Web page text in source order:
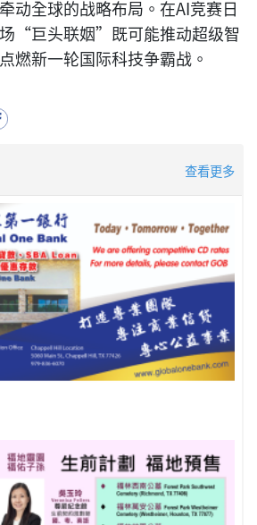
动全球的战略布局。在AI竞赛日
“巨头联姻”既可能推动超级智
燃新一轮国际科技争霸战。
查看更多